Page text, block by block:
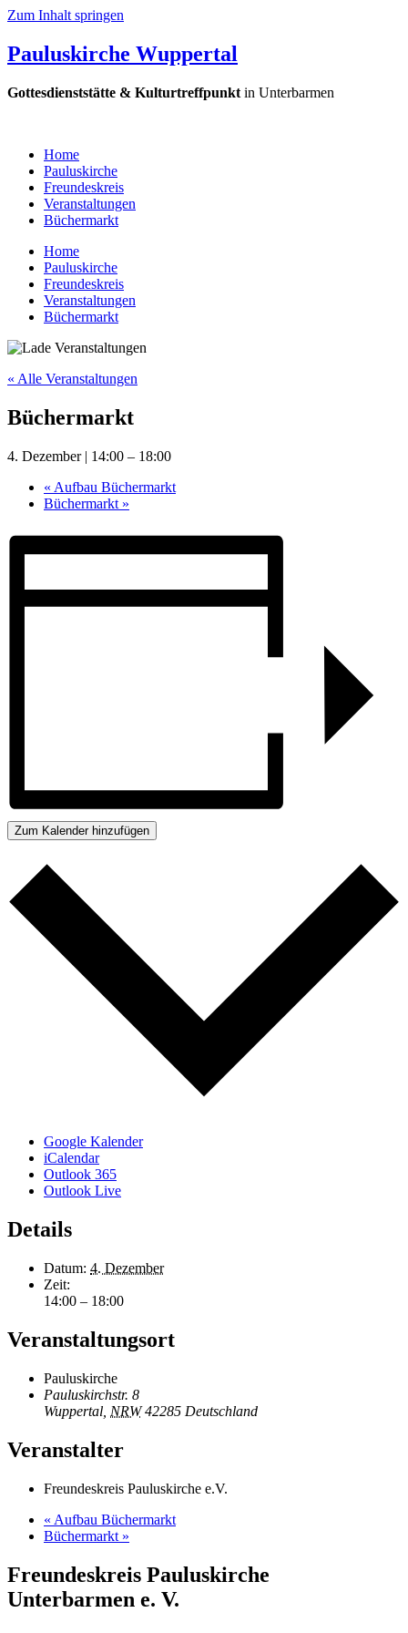
Zum Inhalt springen
Pauluskirche Wuppertal
Gottesdienststätte & Kulturtreffpunkt in Unterbarmen
Home
Pauluskirche
Freundeskreis
Veranstaltungen
Büchermarkt
Home
Pauluskirche
Freundeskreis
Veranstaltungen
Büchermarkt
« Alle Veranstaltungen
Büchermarkt
4. Dezember | 14:00 – 18:00
« Aufbau Büchermarkt
Büchermarkt »
Zum Kalender hinzufügen
Google Kalender
iCalendar
Outlook 365
Outlook Live
Details
Datum: 4. Dezember
Zeit:
14:00 – 18:00
Veranstaltungsort
Pauluskirche
Pauluskirchstr. 8
Wuppertal NRW 42285 Deutschland
Veranstalter
Freundeskreis Pauluskirche e.V.
« Aufbau Büchermarkt
Büchermarkt »
Freundeskreis Pauluskirche
Unterbarmen e. V.